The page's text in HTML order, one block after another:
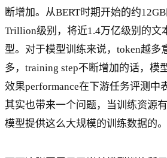
断增加。从BERT时期开始的约
Trillion级别，将近1.4万亿级别的文
型。对于模型训练来说，token越多
多，training step不断增加的话，模
效果performance在下游任务评测中
其实也带来一个问题，当训练资源
模型提供这么大规模的训练数据的。